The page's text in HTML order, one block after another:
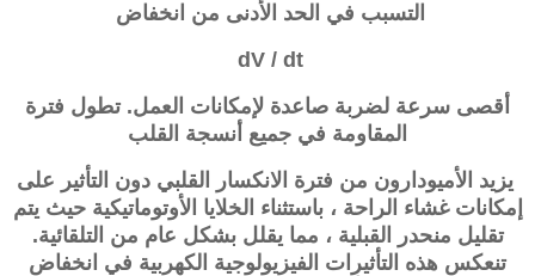
التسبب في الحد الأدنى من انخفاض
dV / dt
أقصى سرعة لضربة صاعدة لإمكانات العمل. تطول فترة
المقاومة في جميع أنسجة القلب
يزيد الأميودارون من فترة الانكسار القلبي دون التأثير على
إمكانات غشاء الراحة ، باستثناء الخلايا الأوتوماتيكية حيث يتم
تقليل منحدر القبلية ، مما يقلل بشكل عام من التلقائية.
تنعكس هذه التأثيرات الفيزيولوجية الكهربية في انخفاض